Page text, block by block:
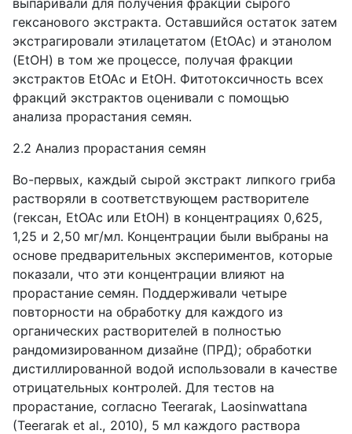
гексанового экстракта. Оставшийся остаток затем
экстрагировали этилацетатом (EtOAc) и этанолом
(EtOH) в том же процессе, получая фракции
экстрактов EtOAc и EtOH. Фитотоксичность всех
фракций экстрактов оценивали с помощью
анализа прорастания семян.
2.2 Анализ прорастания семян
Во-первых, каждый сырой экстракт липкого гриба
растворяли в соответствующем растворителе
(гексан, EtOAc или EtOH) в концентрациях 0,625,
1,25 и 2,50 мг/мл. Концентрации были выбраны на
основе предварительных экспериментов, которые
показали, что эти концентрации влияют на
прорастание семян. Поддерживали четыре
повторности на обработку для каждого из
органических растворителей в полностью
рандомизированном дизайне (ПРД); обработки
дистиллированной водой использовали в качестве
отрицательных контролей. Для тестов на
прорастание, согласно Teerarak, Laosinwattana
(Teerarak et al., 2010), 5 мл каждого раствора